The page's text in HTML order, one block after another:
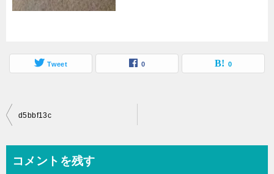
Tweet 0 0
投
d5bbf13c
コメントを残す